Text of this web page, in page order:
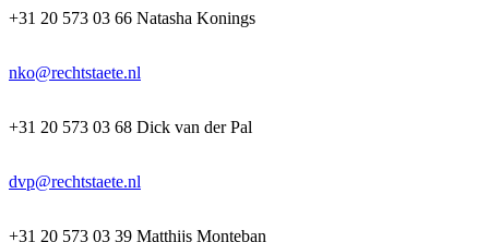
+31 20 573 03 66 Natasha Konings
nko@rechtstaete.nl
+31 20 573 03 68 Dick van der Pal
dvp@rechtstaete.nl
+31 20 573 03 39 Matthijs Monteban